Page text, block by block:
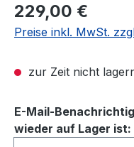
229,00 €
Preise inkl. MwSt.
zur Zeit nicht
E-Mail-
wieder auf Lager ist: